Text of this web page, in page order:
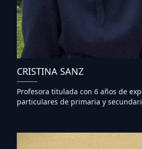
CRISTINA SANZ
Profesora titulada con 6 años de
particulares de primaria y